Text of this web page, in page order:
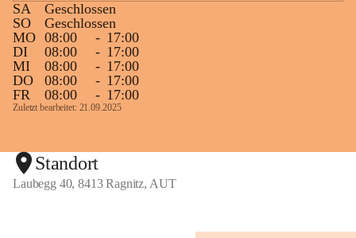
SA
Geschlossen
SO
Geschlossen
MO 08:00 - 17:00
DI
08:00 - 17:00
MI
08:00 - 17:00
DO
08:00 - 17:00
FR
08:00 - 17:00
Zuletzt bearbeitet: 21.09.2025
Standort
Laubegg 40, 8413 Ragnitz, AUT